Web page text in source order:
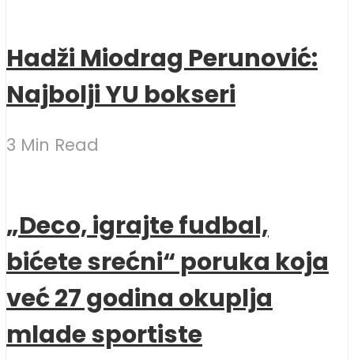
Hadži Miodrag Perunović:
Najbolji YU bokseri
3 Min Read
„Deco, igrajte fudbal,
bićete srećni“ poruka koja
već 27 godina okuplja
mlade sportiste